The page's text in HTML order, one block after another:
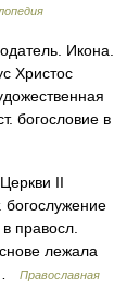
Икона.
Христос
богословие в
II
богослужение
правосл.
лежала
Православная